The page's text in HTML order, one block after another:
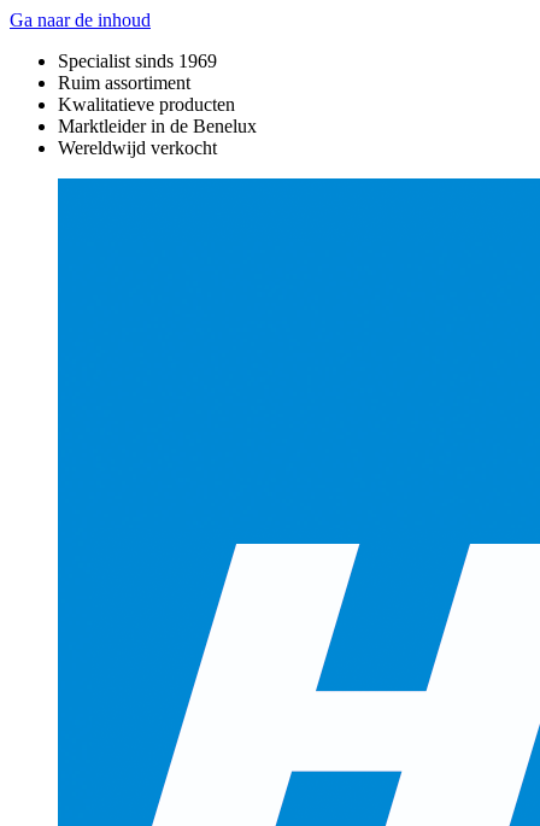
Ga naar de inhoud
Specialist sinds 1969
Ruim assortiment
Kwalitatieve producten
Marktleider in de Benelux
Wereldwijd verkocht